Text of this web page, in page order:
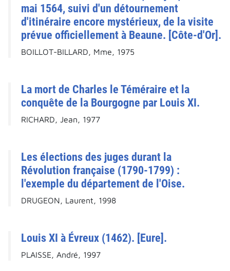
mai 1564, suivi d'un détournement
d'itinéraire encore mystérieux, de la visite
prévue officiellement à Beaune. [Côte-d'Or].
BOILLOT-BILLARD, Mme, 1975
La mort de Charles le Téméraire et la
conquête de la Bourgogne par Louis XI.
RICHARD, Jean, 1977
Les élections des juges durant la
Révolution française (1790-1799) :
l'exemple du département de l'Oise.
DRUGEON, Laurent, 1998
Louis XI à Évreux (1462). [Eure].
PLAISSE, André, 1997